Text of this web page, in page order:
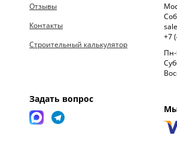
Отзывы
Контакты
Строительный калькулятор
Задать вопрос
+7